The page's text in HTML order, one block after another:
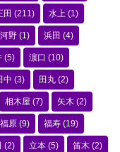
田 (211) 水上 (1)
河野 (1) 浜田 (4)
(5) 濵口 (10)
中 (3) 田丸 (2)
相木屋 (7) 矢木 (2)
福原 (9) 福寿 (19)
(2) 立本 (5) 笛木 (2)